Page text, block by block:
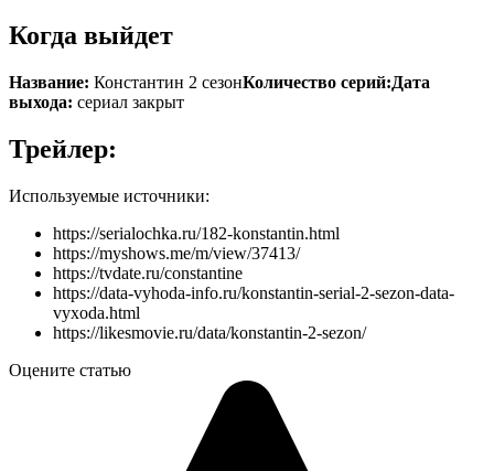
Когда выйдет
Название: Константин 2 сезонКоличество серий:Дата
выхода: сериал закрыт
Трейлер:
Используемые источники:
https://serialochka.ru/182-konstantin.html
https://myshows.me/m/view/37413/
https://tvdate.ru/constantine
https://data-vyhoda-info.ru/konstantin-serial-2-sezon-data-
vyxoda.html
https://likesmovie.ru/data/konstantin-2-sezon/
Оцените статью